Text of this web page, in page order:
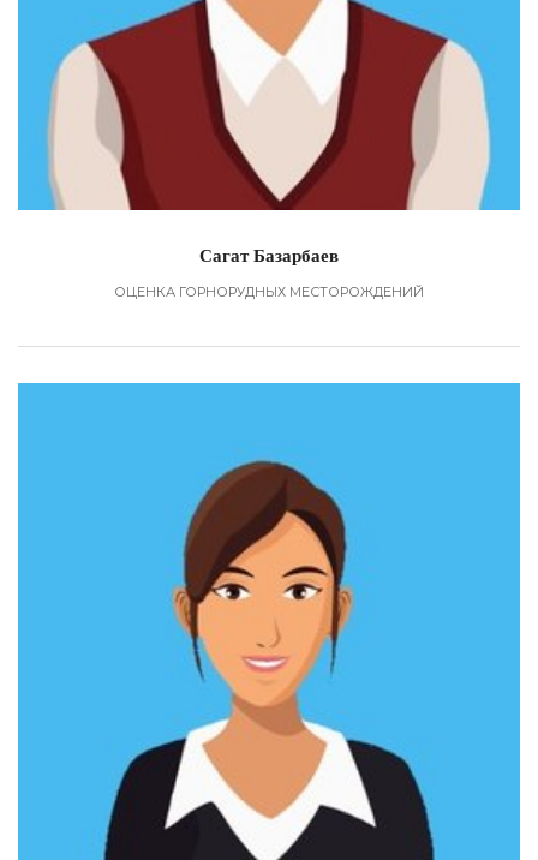
Сагат Базарбаев
ОЦЕНКА ГОРНОРУДНЫХ МЕСТОРОЖДЕНИЙ